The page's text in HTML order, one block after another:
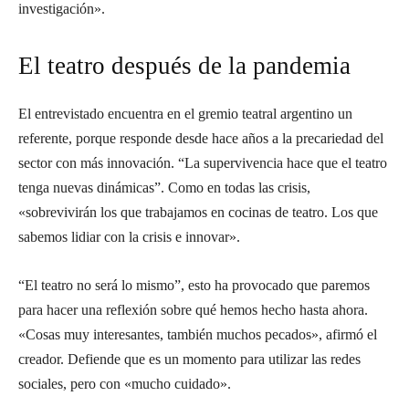
investigación».
El teatro después de la pandemia
El entrevistado encuentra en el gremio teatral argentino un
referente, porque responde desde hace años a la precariedad del
sector con más innovación. “La supervivencia hace que el teatro
tenga nuevas dinámicas”. Como en todas las crisis,
«sobrevivirán los que trabajamos en cocinas de teatro. Los que
sabemos lidiar con la crisis e innovar».
“El teatro no será lo mismo”, esto ha provocado que paremos
para hacer una reflexión sobre qué hemos hecho hasta ahora.
«Cosas muy interesantes, también muchos pecados», afirmó el
creador. Defiende que es un momento para utilizar las redes
sociales, pero con «mucho cuidado».